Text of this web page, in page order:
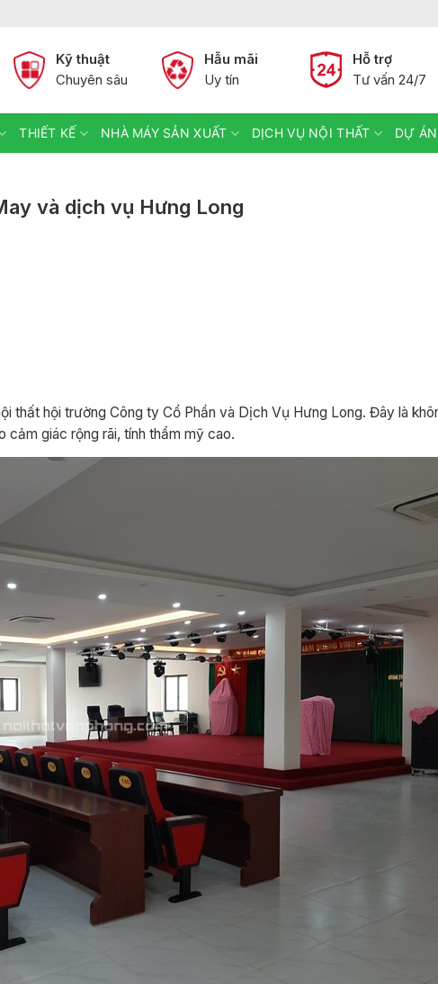
Kỹ thuật
Chuyên sâu
Hẫu mãi
Uy tín
Hỗ trợ
Tư vấn 24/7
THIẾT KẾ NHÀ MÁY SẢN XUẤT DỊCH VỤ NỘI THẤT DỰ
và dịch vụ Hưng Long
thất hội trường Công ty Cổ Phần và Dịch Vụ Hưng Long. Đây là
cảm giác rộng rãi, tính thẩm mỹ cao.